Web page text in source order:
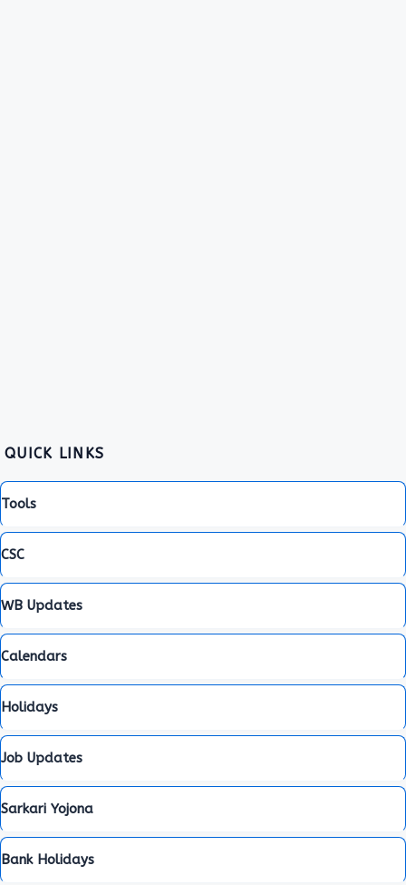
QUICK LINKS
Tools
CSC
WB Updates
Calendars
Holidays
Job Updates
Sarkari Yojona
Bank Holidays